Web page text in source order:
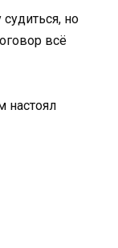
но
всё
настоял